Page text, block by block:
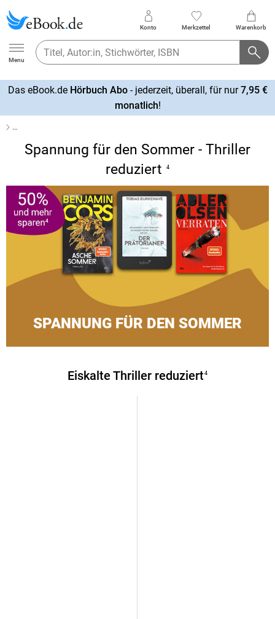
Ebook.de
Menu
Konto Merkzettel Warenkorb
Das eBook.de Hörbuch Abo- jederzeit, überall, für nur7,95 €
monatlich!
…
Spannung für den Sommer - Thriller
reduziert
4
SPANNUNG FÜR DEN SOMMER
Eiskalte Thriller reduziert4